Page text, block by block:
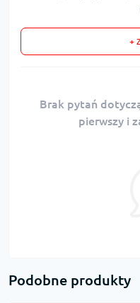
+
Brak pytań
pierwszy i
Podobne produkty